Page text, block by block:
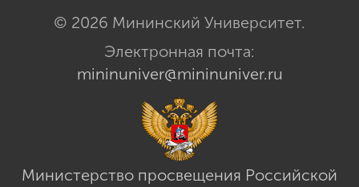
© 2026 Мининский Университет.
Электронная почта:
mininuniver@mininuniver.ru
Министерство просвещения Российской